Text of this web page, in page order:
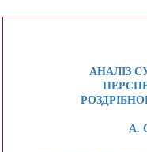
АНАЛІЗ
А.